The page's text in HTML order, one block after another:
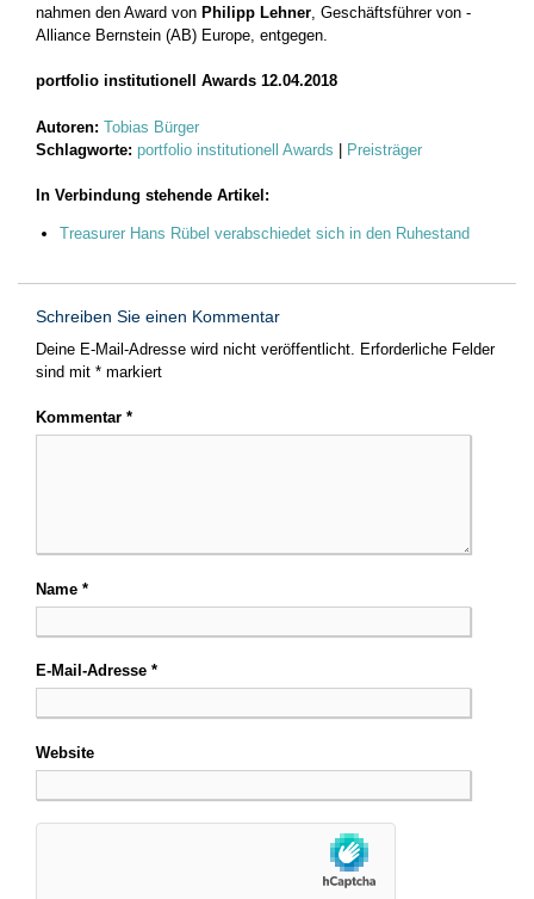
nahmen den Award von Philipp Lehner , Geschäftsführer ­von ­
Alliance Bernstein (AB) Europe, entgegen.
portfolio institutionell Awards 12.04.2018
Autoren: Tobias Bürger
Schlagworte: portfolio institutionell Awards | Preisträger
In Verbindung stehende Artikel:
Treasurer Hans Rübel verabschiedet sich in den Ruhestand
Schreiben Sie einen Kommentar
Deine E-Mail-Adresse wird nicht veröffentlicht. Erforderliche Felder
sind mit * markiert
Kommentar *
Name *
E-Mail-Adresse *
Website